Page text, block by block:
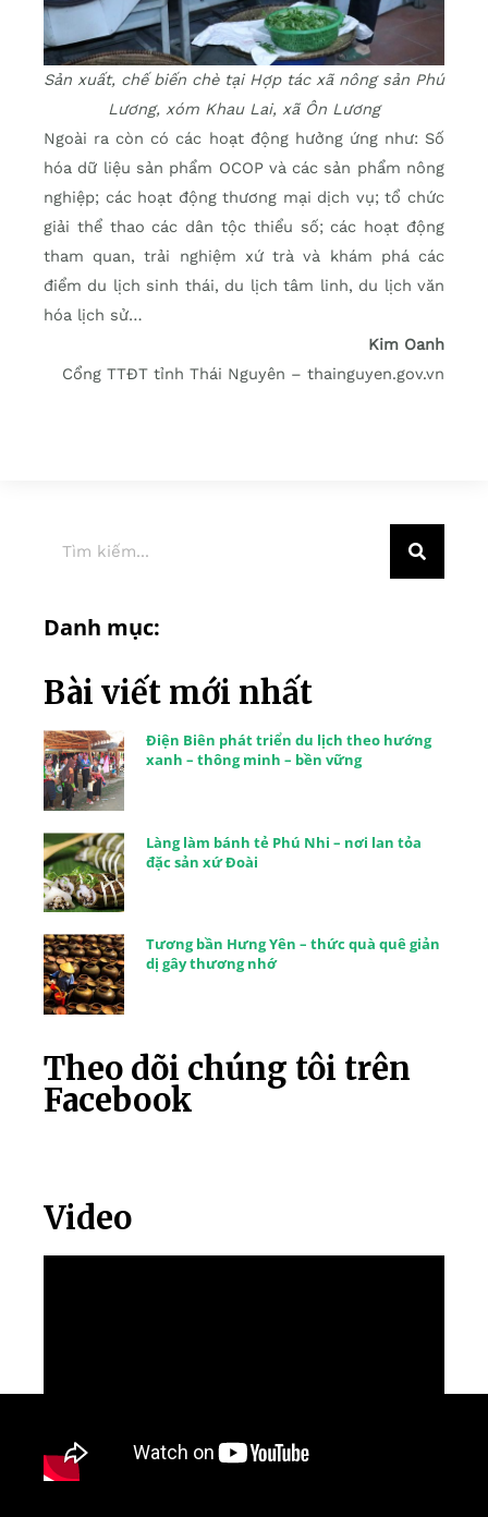
Sản xuất, chế biến chè tại Hợp tác xã nông sản Phú
Lương, xóm Khau Lai, xã Ôn Lương
Ngoài ra còn có các hoạt động hưởng ứng như: Số
hóa dữ liệu sản phẩm OCOP và các sản phẩm nông
nghiệp; các hoạt động thương mại dịch vụ; tổ chức
giải thể thao các dân tộc thiểu số; các hoạt động
tham quan, trải nghiệm xứ trà và khám phá các
điểm du lịch sinh thái, du lịch tâm linh, du lịch văn
hóa lịch sử…
Kim Oanh
Cổng TTĐT tỉnh Thái Nguyên – thainguyen.gov.vn
Danh mục:
Bài viết mới nhất
Điện Biên phát triển du lịch theo hướng
xanh – thông minh – bền vững
Làng làm bánh tẻ Phú Nhi – nơi lan tỏa
đặc sản xứ Đoài
Tương bần Hưng Yên – thức quà quê giản
dị gây thương nhớ
Theo dõi chúng tôi trên
Facebook
Video